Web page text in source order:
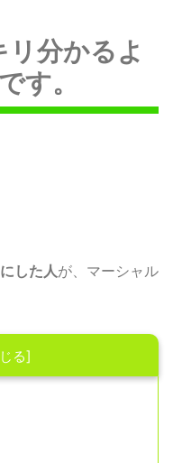
分かるよ
す。
した人が、マーシャル